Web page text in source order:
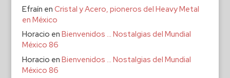
Efraín en Cristal y Acero, pioneros del Heavy Metal
en México
Horacio en Bienvenidos … Nostalgias del Mundial
México 86
Horacio en Bienvenidos … Nostalgias del Mundial
México 86